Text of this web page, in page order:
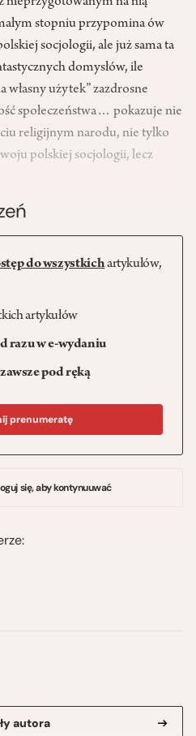
autora
stopniu przypomina ów
socjologii, ale już sama ta
domysłów, ile
własny użytek” zazdrosne
społeczeństwa… pokazuje nie
religijnym narodu, nie tylko
polskiej socjologii, lecz
do wszystkichartykułów,
artykułów
razu w e-wydaniu
pod ręką
prenumeratę
się, aby kontynuuwać